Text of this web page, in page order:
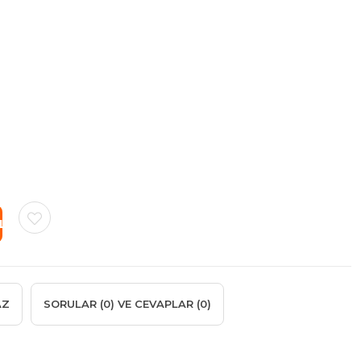
SORULAR (0) VE CEVAPLAR (0)